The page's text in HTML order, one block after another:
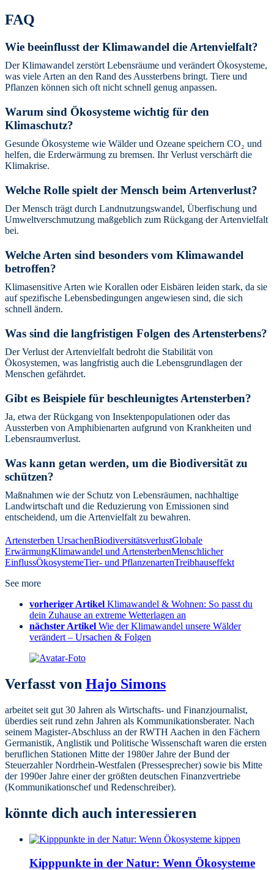
FAQ
Wie beeinflusst der Klimawandel die Artenvielfalt?
Der Klimawandel zerstört Lebensräume und verändert Ökosysteme,
was viele Arten an den Rand des Aussterbens bringt. Tiere und
Pflanzen können sich oft nicht schnell genug anpassen.
Warum sind Ökosysteme wichtig für den
Klimaschutz?
Gesunde Ökosysteme wie Wälder und Ozeane speichern CO₂ und
helfen, die Erderwärmung zu bremsen. Ihr Verlust verschärft die
Klimakrise.
Welche Rolle spielt der Mensch beim Artenverlust?
Der Mensch trägt durch Landnutzungswandel, Überfischung und
Umweltverschmutzung maßgeblich zum Rückgang der Artenvielfalt
bei.
Welche Arten sind besonders vom Klimawandel
betroffen?
Klimasensitive Arten wie Korallen oder Eisbären leiden stark, da sie
auf spezifische Lebensbedingungen angewiesen sind, die sich
schnell ändern.
Was sind die langfristigen Folgen des Artensterbens?
Der Verlust der Artenvielfalt bedroht die Stabilität von
Ökosystemen, was langfristig auch die Lebensgrundlagen der
Menschen gefährdet.
Gibt es Beispiele für beschleunigtes Artensterben?
Ja, etwa der Rückgang von Insektenpopulationen oder das
Aussterben von Amphibienarten aufgrund von Krankheiten und
Lebensraumverlust.
Was kann getan werden, um die Biodiversität zu
schützen?
Maßnahmen wie der Schutz von Lebensräumen, nachhaltige
Landwirtschaft und die Reduzierung von Emissionen sind
entscheidend, um die Artenvielfalt zu bewahren.
Artensterben UrsachenBiodiversitätsverlustGlobale
ErwärmungKlimawandel und ArtensterbenMenschlicher
EinflussÖkosystemeTier- und PflanzenartenTreibhauseffekt
See more
vorheriger Artikel Klimawandel & Wohnen: So passt du
dein Zuhause an extreme Wetterlagen an
nächster Artikel Wie der Klimawandel unsere Wälder
verändert – Ursachen & Folgen
Verfasst von Hajo Simons
arbeitet seit gut 30 Jahren als Wirtschafts- und Finanzjournalist,
überdies seit rund zehn Jahren als Kommunikationsberater. Nach
seinem Magister-Abschluss an der RWTH Aachen in den Fächern
Germanistik, Anglistik und Politische Wissenschaft waren die ersten
beruflichen Stationen Mitte der 1980er Jahre der Bund der
Steuerzahler Nordrhein-Westfalen (Pressesprecher) sowie bis Mitte
der 1990er Jahre einer der größten deutschen Finanzvertriebe
(Kommunikationschef und Redenschreiber).
könnte dich auch interessieren
Kipppunkte in der Natur: Wenn Ökosysteme